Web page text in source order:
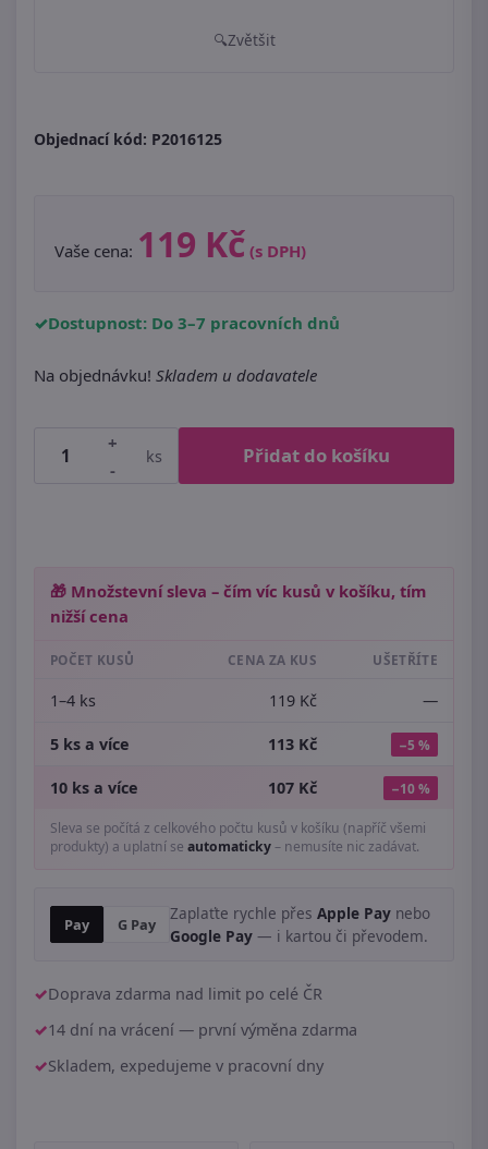
Zvětšit
Objednací kód: P2016125
Vaše cena: 119 Kč (s DPH)
Dostupnost: Do 3–7 pracovních dnů
Na objednávku! Skladem u dodavatele
+
-
ks Přidat do košíku
🎁 Množstevní sleva – čím víc kusů v košíku, tím
nižší cena
POČET KUSŮ CENA ZA KUS UŠETŘÍTE
1–4 ks 119 Kč —
5 ks a více 113 Kč −5 %
10 ks a více 107 Kč −10 %
Sleva se počítá z celkového počtu kusů v košíku (napříč všemi
produkty) a uplatní se automaticky– nemusíte nic zadávat.
Pay G Pay
Zaplaťte rychle přes Apple Pay nebo
Google Pay — i kartou či převodem.
Doprava zdarma nad limit po celé ČR
14 dní na vrácení — první výměna zdarma
Skladem, expedujeme v pracovní dny